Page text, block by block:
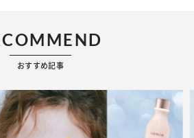
おすすめ記事